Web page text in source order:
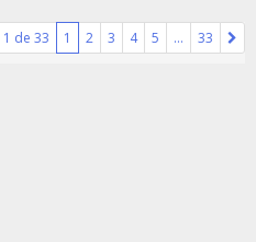
1 de 33 1 2 3 4 5 … 33